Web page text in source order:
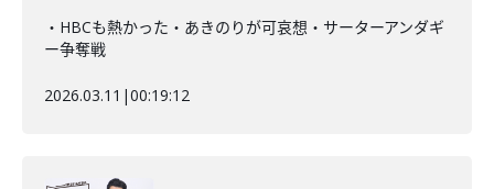
・HBCも熱かった・あきのりが可哀想・サーターアンダギ
ー争奪戦
2026.03.11 |00:19:12